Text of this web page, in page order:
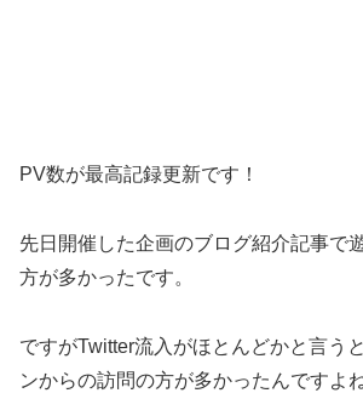
PV数が最高記録更新です！
先日開催した企画のブログ紹介記事で
方が多かったです。
ですがTwitter流入がほとんどかと言う
ンからの訪問の方が多かったんですよね